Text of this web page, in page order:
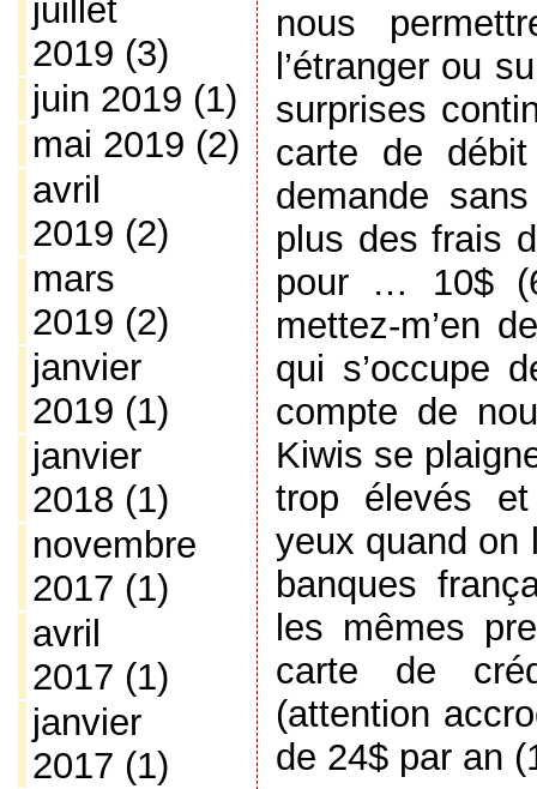
juillet
2019 (3)
juin 2019 (1)
mai 2019 (2)
avril
2019 (2)
mars
2019 (2)
janvier
2019 (1)
janvier
2018 (1)
novembre
2017 (1)
avril
2017 (1)
janvier
2017 (1)
nous
l’étranger ou
surprises
carte de
demande
plus des frais
pour … 10$
mettez-m’en
qui s’occupe
compte de
Kiwis se
trop élevés et
yeux quand on
banques
les mêmes
carte de
(attention
de 24$ par an